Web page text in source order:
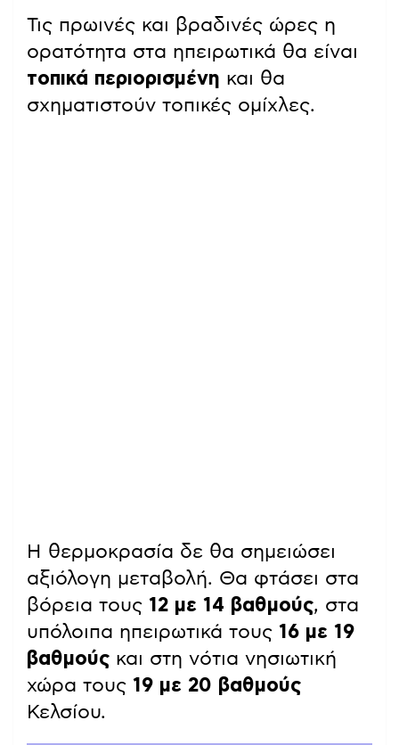
Τις πρωινές και βραδινές ώρες η
ορατότητα στα ηπειρωτικά θα είναι
τοπικά περιορισμένη και θα
σχηματιστούν τοπικές ομίχλες.
Η θερμοκρασία δε θα σημειώσει
αξιόλογη μεταβολή. Θα φτάσει στα
βόρεια τους 12 με 14 βαθμούς, στα
υπόλοιπα ηπειρωτικά τους 16 με 19
βαθμούς και στη νότια νησιωτική
χώρα τους 19 με 20 βαθμούς
Κελσίου.